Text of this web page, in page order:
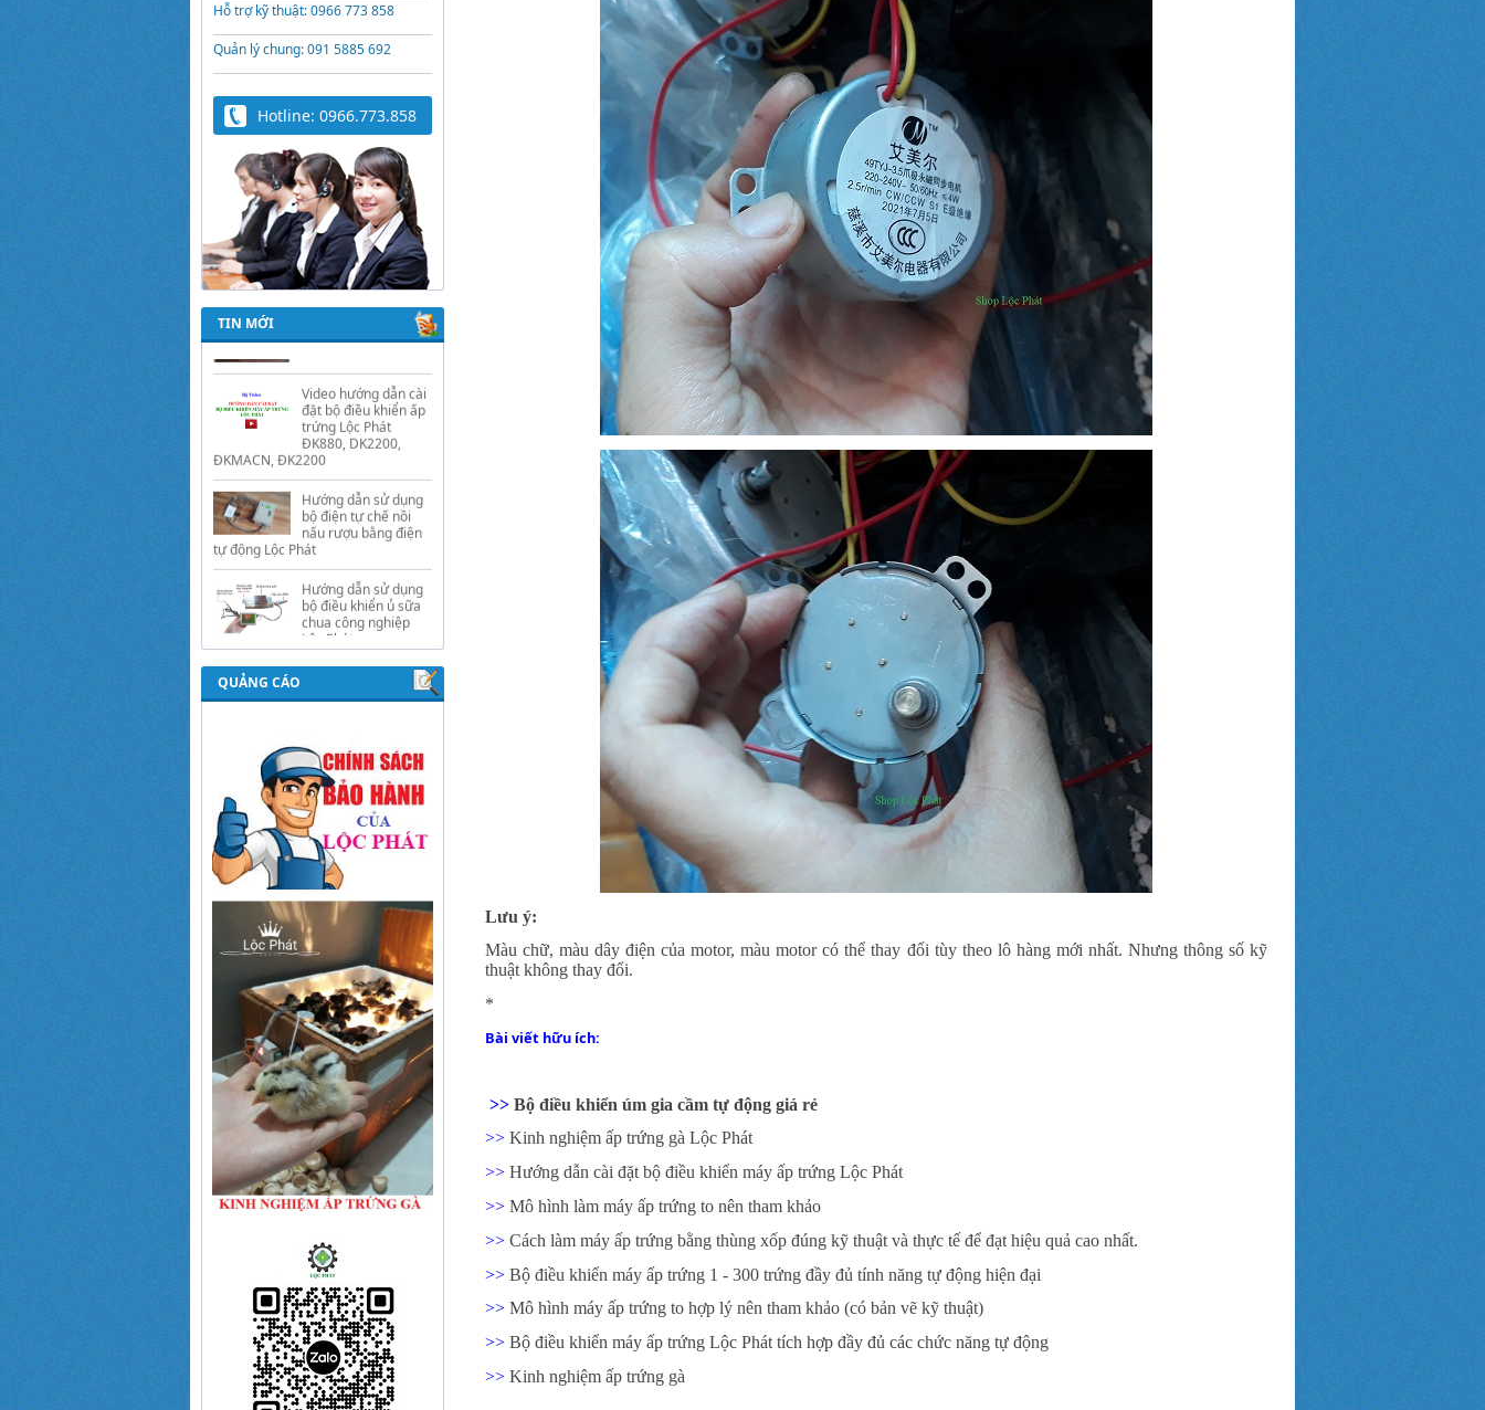
Lưu ý:
Màu chữ, màu dây điện của motor, màu motor có thể thay đổi tùy theo lô hàng mới nhất. Nhưng thông số kỹ
thuật không thay đổi.
*
Bài viết hữu ích:
>> Bộ điều khiển úm gia cầm tự động giá rẻ
>> Kinh nghiệm ấp trứng gà Lộc Phát
>> Hướng dẫn cài đặt bộ điều khiển máy ấp trứng Lộc Phát
>> Mô hình làm máy ấp trứng to nên tham khảo
>> Cách làm máy ấp trứng bằng thùng xốp đúng kỹ thuật và thực tế để đạt hiệu quả cao nhất.
>> Bộ điều khiển máy ấp trứng 1 - 300 trứng đầy đủ tính năng tự động hiện đại
>> Mô hình máy ấp trứng to hợp lý nên tham khảo (có bản vẽ kỹ thuật)
>> Bộ điều khiển máy ấp trứng Lộc Phát tích hợp đầy đủ các chức năng tự động
>> Kinh nghiệm ấp trứng gà
Hỗ trợ kỹ thuật: 0966 773 858
Quản lý chung: 091 5885 692
Hotline: 0966.773.858
TIN MỚI
Trứng Giả Lộc Phát
Có Nước - Giải Pháp
Ấp Hiệu Quả Cho Gà,
Vịt, Bồ Câu
Video hướng dẫn cài
đặt bộ điều khiển ấp
trứng Lộc Phát
Hướng dẫn sử dụng
bộ điện tự chế nồi
nấu rượu bằng điện
tự động Lộc Phát
Hướng dẫn sử dụng
bộ điều khiển ủ sữa
chua công nghiệp
Lộc Phát
Hướng dẫn sử dụng
bộ điều khiển độ ẩm
gold, nhiệt độ và ánh
sáng tự động Lộc
Phát
QUẢNG CÁO